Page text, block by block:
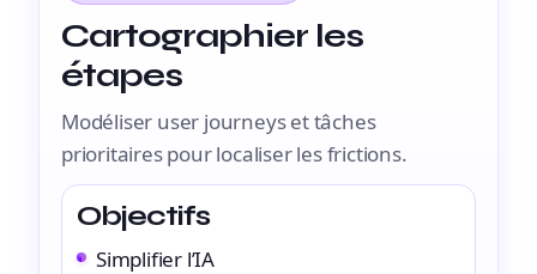
Cartographier les
étapes
Modéliser user journeys et tâches
prioritaires pour localiser les frictions.
Objectifs
Simplifier l’IA